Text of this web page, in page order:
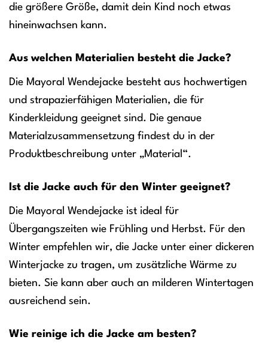
die größere Größe, damit dein Kind noch etwas
hineinwachsen kann.
Aus welchen Materialien besteht die Jacke?
Die Mayoral Wendejacke besteht aus hochwertigen
und strapazierfähigen Materialien, die für
Kinderkleidung geeignet sind. Die genaue
Materialzusammensetzung findest du in der
Produktbeschreibung unter „Material“.
Ist die Jacke auch für den Winter geeignet?
Die Mayoral Wendejacke ist ideal für
Übergangszeiten wie Frühling und Herbst. Für den
Winter empfehlen wir, die Jacke unter einer dickeren
Winterjacke zu tragen, um zusätzliche Wärme zu
bieten. Sie kann aber auch an milderen Wintertagen
ausreichend sein.
Wie reinige ich die Jacke am besten?